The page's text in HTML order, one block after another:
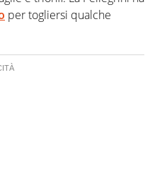
per togliersi qualche